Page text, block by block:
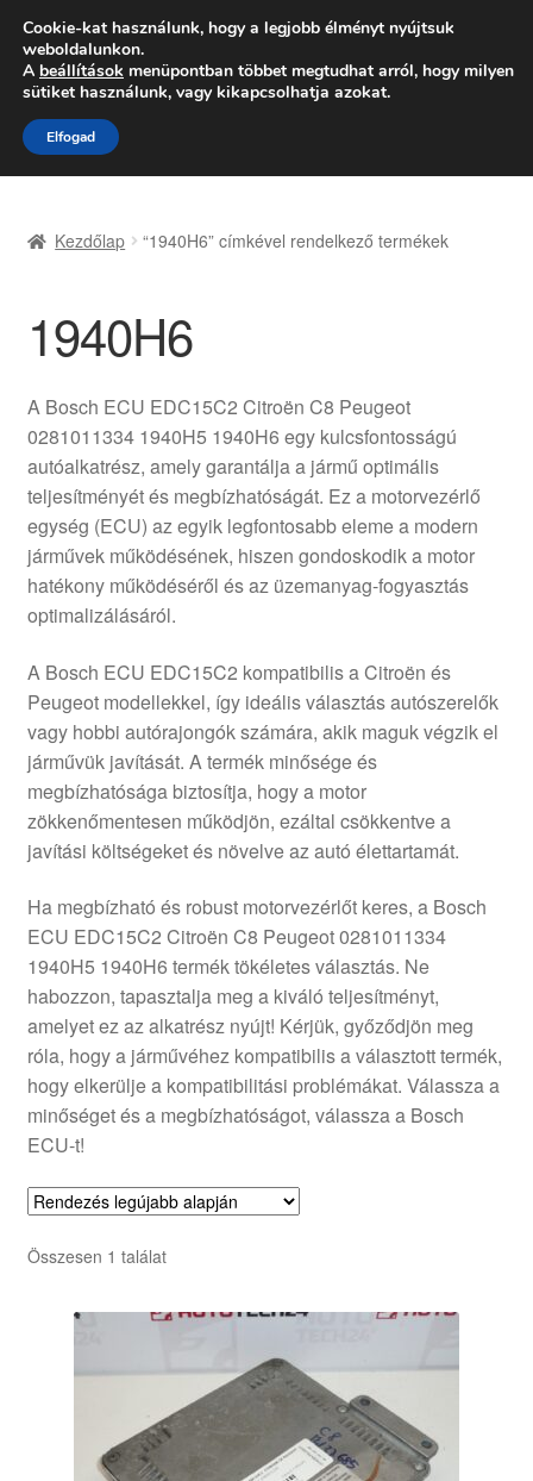
SZÁLLÍTÁS 2618 Ft-tól
Hétfő-Péntek 9:00–16:0006 80 088 054
Ugrás
a
navigációhoz
Kilépés
a
tartalomba
Adatvédelmi irányelvek
Felhasználási feltételek
Kifizetések
Panasz
Panaszkezelési szabályzat
Rólunk
Saját fiókom
Szállítás
Szekér
Kezdőlap “1940H6” címkével rendelkező termékek
1940H6
A Bosch ECU EDC15C2 Citroën C8 Peugeot
0281011334 1940H5 1940H6 egy kulcsfontosságú
autóalkatrész, amely garantálja a jármű optimális
teljesítményét és megbízhatóságát. Ez a motorvezérlő
egység (ECU) az egyik legfontosabb eleme a modern
járművek működésének, hiszen gondoskodik a motor
hatékony működéséről és az üzemanyag-fogyasztás
optimalizálásáról.
A Bosch ECU EDC15C2 kompatibilis a Citroën és
Peugeot modellekkel, így ideális választás autószerelők
vagy hobbi autórajongók számára, akik maguk végzik el
járművük javítását. A termék minősége és
megbízhatósága biztosítja, hogy a motor
zökkenőmentesen működjön, ezáltal csökkentve a
javítási költségeket és növelve az autó élettartamát.
Ha megbízható és robust motorvezérlőt keres, a Bosch
ECU EDC15C2 Citroën C8 Peugeot 0281011334
1940H5 1940H6 termék tökéletes választás. Ne
habozzon, tapasztalja meg a kiváló teljesítményt,
amelyet ez az alkatrész nyújt! Kérjük, győződjön meg
róla, hogy a járművéhez kompatibilis a választott termék,
hogy elkerülje a kompatibilitási problémákat. Válassza a
minőséget és a megbízhatóságot, válassza a Bosch
ECU-t!
Összesen 1 találat
Cookie-kat használunk, hogy a legjobb élményt nyújtsuk
weboldalunkon.
A beállítások menüpontban többet megtudhat arról, hogy milyen
sütiket használunk, vagy kikapcsolhatja azokat.
Elfogad